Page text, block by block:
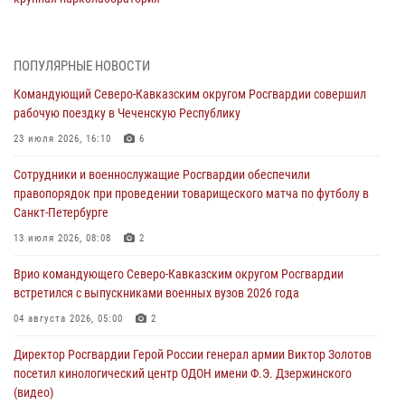
В Москве росгвардейцы задержали троих мужчин, устроивших
06 августа 2026, 11:20
Взрывотехники Росгвардии на Ставрополье обезвредили снаряд
06 августа 2026, 11:15
Подвиги героев‑росгвардейцев увековечили в новой музейной
экспозиции белгородского музея‑диорамы «Курская битва.
06 августа 2026, 10:30 3
Охрану общественного порядка и безопасность на футбольном
06 августа 2026, 10:13 1
ПОПУЛЯРНЫЕ НОВОСТИ
Командующий Северо-Кавказским округом Росгвардии совершил
рабочую поездку в Чеченскую Республику
23 июля 2026, 16:10 6
Сотрудники и военнослужащие Росгвардии обеспечили
правопорядок при проведении товарищеского матча по футболу в
Санкт-Петербурге
13 июля 2026, 08:08 2
Врио командующего Северо-Кавказским округом Росгвардии
встретился с выпускниками военных вузов 2026 года
04 августа 2026, 05:00 2
Директор Росгвардии Герой России генерал армии Виктор Золотов
посетил кинологический центр ОДОН имени Ф.Э. Дзержинского
(видео)